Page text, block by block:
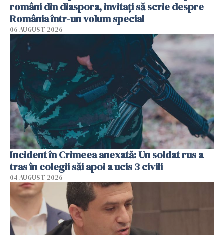
români din diaspora, invitați să scrie despre
România într-un volum special
06 AUGUST 2026
Incident în Crimeea anexată: Un soldat rus a
tras în colegii săi apoi a ucis 3 civili
04 AUGUST 2026